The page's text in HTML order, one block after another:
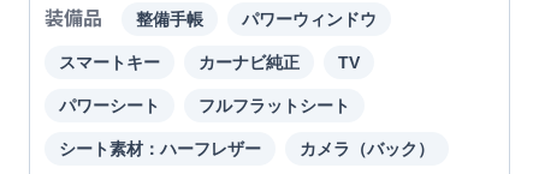
装備品 整備手帳 パワーウィンドウ
スマートキー カーナビ純正 TV
パワーシート フルフラットシート
シート素材：ハーフレザー カメラ（バック）